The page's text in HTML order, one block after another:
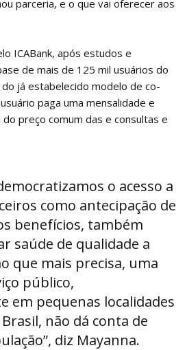
parceria, e o que vai oferecer aos
ICABank, após estudos e
de mais de 125 mil usuários do
já estabelecido modelo de co-
paga uma mensalidade e
preço comum das e consultas e
o acesso a
como antecipação de
benefícios, também
saúde de qualidade a
que mais precisa, uma
público,
em pequenas localidades
não dá conta de
diz Mayanna.